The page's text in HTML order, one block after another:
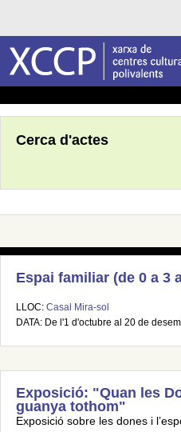
Cerca d'actes
Espai familiar (de 0 a 3
LLOC: Casal Mira-sol
DATA: De l'1 d'octubre al 20 de
Exposició: "Quan les
guanya tothom"
Exposició sobre les dones i